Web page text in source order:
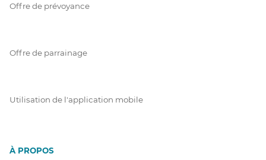
Offre de prévoyance
Offre de parrainage
Utilisation de l'application mobile
À PROPOS